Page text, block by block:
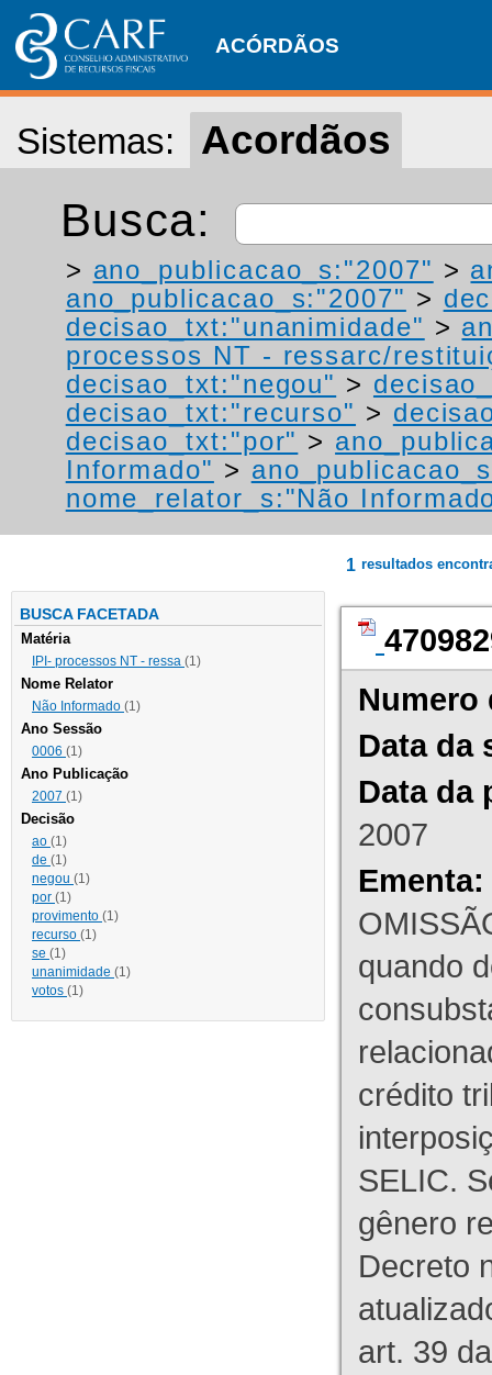
ACÓRDÃOS
Sistemas: Acordãos
Busca:
> ano_publicacao_s:"2007" >
ano_publicacao_s:"2007" >
decisao_txt:"unanimidade" >
processos NT - ressarc/
decisao_txt:"negou" >
decisao_txt:"recurso" >
decisao_txt:"por" >
Informado" >
nome_relator_s:"Não
BUSCA FACETADA
Matéria
IPI- processos NT - ressa (1)
Nome Relator
Não Informado (1)
Ano Sessão
0006 (1)
Ano Publicação
2007 (1)
Decisão
ao (1)
de (1)
negou (1)
por (1)
provimento (1)
recurso (1)
se (1)
unanimidade (1)
votos (1)
1 resultados
Numero
Data da
Data da
2007
Ementa:
quando
crédito
SELIC.
gênero
Decreto
art. 39